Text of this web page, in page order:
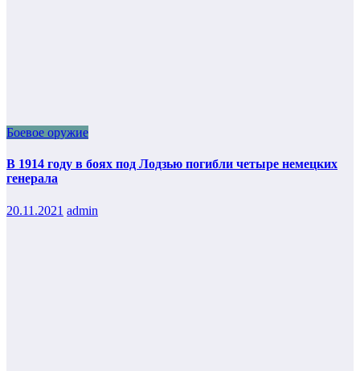
Боевое оружие
В 1914 году в боях под Лодзью погибли четыре немецких
генерала
20.11.2021 admin